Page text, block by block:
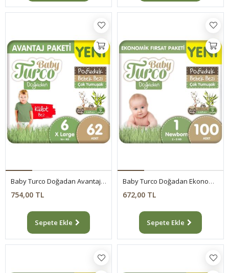
Baby Turco Doğadan Avantaj Paketi Pofuduk Külot Bez 6 Numara Xlarge 62 Adet
754,00 TL
Sepete Ekle
Baby Turco Doğadan Ekonomik Fırsat Paketi Pofuduk Bebek Bezi 1 Numara Newborn 100 Adet
672,00 TL
Sepete Ekle